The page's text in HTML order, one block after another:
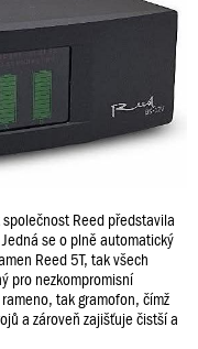
Reed představila
se o plně automatický
Reed 5T, tak všech
pro nezkompromisní
tak gramofon, čímž
a zároveň zajišťuje čistší a